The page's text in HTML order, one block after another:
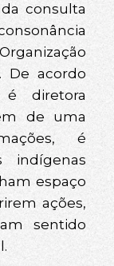
consulta
De acordo
é diretora
de uma
é
indígenas
espaço
ações,
sentido